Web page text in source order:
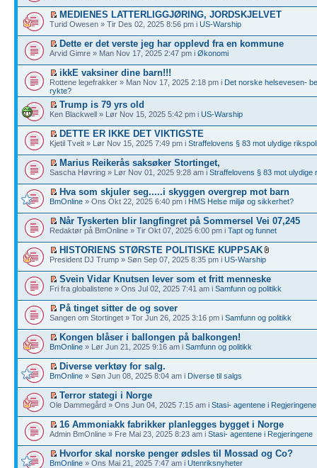
MEDIENES LATTERLIGGJØRING, JORDSKJELVET
Turid Owesen » Tir Des 02, 2025 8:56 pm i US-Warship
Dette er det verste jeg har opplevd fra en kommune
Arvid Gimre » Man Nov 17, 2025 2:47 pm i Økonomi
ikkE vaksiner dine barn!!!
Rottene legefrakker » Man Nov 17, 2025 2:18 pm i Det norske helsevesen-
rykte?
Trump is 79 yrs old
Ken Blackwell » Lør Nov 15, 2025 5:42 pm i US-Warship
DETTE ER IKKE DET VIKTIGSTE
Kjetil Tveit » Lør Nov 15, 2025 7:49 pm i Straffelovens § 83 mot ulydige
Marius Reikerås saksøker Stortinget,
Sascha Høvring » Lør Nov 01, 2025 9:28 am i Straffelovens § 83 mot ulydige
Hva som skjuler seg.....i skyggen overgrep mot barn
BmOnline » Ons Okt 22, 2025 6:40 pm i HMS Helse miljø og sikkerhet?
Når Tyskerten blir langfingret på Sommersel Vei 07,245
Redaktør på BmOnline » Tir Okt 07, 2025 6:00 pm i Tapt og funnet
HISTORIENS STØRSTE POLITISKE KUPPSAK
President DJ Trump » Søn Sep 07, 2025 8:35 pm i US-Warship
Svein Vidar Knutsen lever som et fritt menneske
Fri fra globalistene » Ons Jul 02, 2025 7:41 am i Samfunn og politikk
På tinget sitter de og sover
Sangen om Stortinget » Tor Jun 26, 2025 3:16 pm i Samfunn og politikk
Kongen blåser i ballongen på balkongen!
BmOnline » Lør Jun 21, 2025 9:16 am i Samfunn og politikk
Diverse verktøy for salg.
BmOnline » Søn Jun 08, 2025 8:04 am i Diverse til salgs
Terror stategi i Norge
Ole Dammegård » Ons Jun 04, 2025 7:15 am i Stasi- agentene i Regjeringene
16 Ammoniakk fabrikker planlegges bygget i Norge
Admin BmOnline » Fre Mai 23, 2025 8:23 am i Stasi- agentene i Regjeringene
Hvorfor skal norske penger ødsles til Mossad og Co?
BmOnline » Ons Mai 21, 2025 7:47 am i Utenriksnyheter